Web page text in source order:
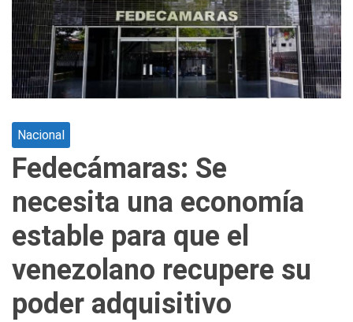
Nacional
Fedecámaras: Se
necesita una economía
estable para que el
venezolano recupere su
poder adquisitivo